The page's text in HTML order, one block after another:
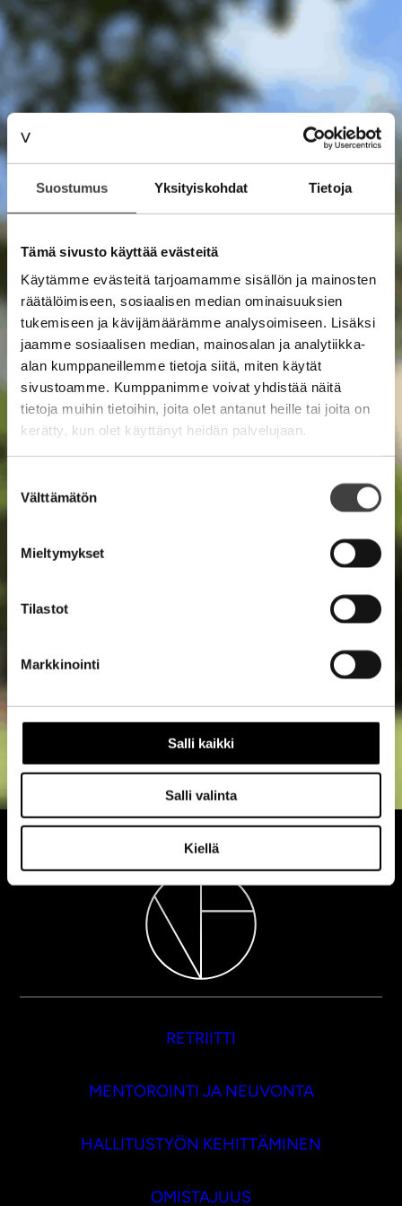
Suostumus Yksityiskohdat Tietoja
Tämä sivusto käyttää evästeitä
Käytämme evästeitä tarjoamamme sisällön ja mainosten
räätälöimiseen, sosiaalisen median ominaisuuksien
tukemiseen ja kävijämäärämme analysoimiseen. Lisäksi
jaamme sosiaalisen median, mainosalan ja analytiikka-
alan kumppaneillemme tietoja siitä, miten käytät
sivustoamme. Kumppanimme voivat yhdistää näitä
tietoja muihin tietoihin, joita olet antanut heille tai joita on
kerätty, kun olet käyttänyt heidän palvelujaan.
valinta
Välttämätön
Mieltymykset
Tilastot
Markkinointi
Salli kaikki
Salli valinta
Kiellä
RETRIITTI
MENTOROINTI JA NEUVONTA
HALLITUSTYÖN KEHITTÄMINEN
OMISTAJUUS